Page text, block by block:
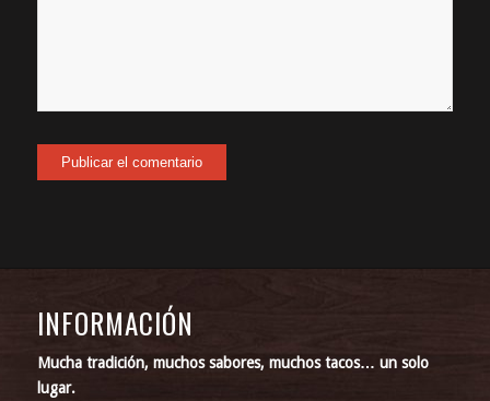
INFORMACIÓN
Mucha tradición, muchos sabores, muchos tacos… un solo
lugar.